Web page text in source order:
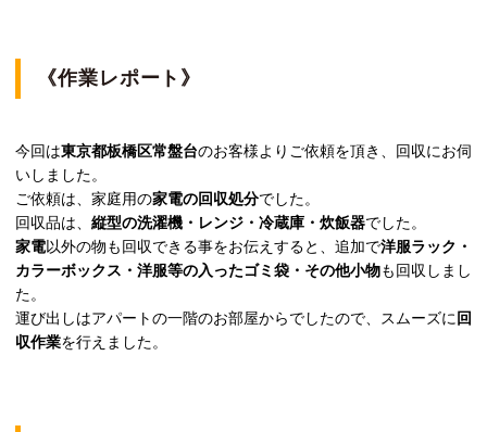
《作業レポート》
今回は東京都板橋区常盤台のお客様よりご依頼を頂き、回収にお伺
いしました。
ご依頼は、家庭用の家電の回収処分でした。
回収品は、 縦型の洗濯機・レンジ・冷蔵庫・炊飯器でした。
家電以外の物も回収できる事をお伝えすると、追加で洋服ラック・
カラーボックス・洋服等の入ったゴミ袋・その他小物も回収しまし
た。
運び出しはアパートの一階のお部屋からでしたので、スムーズに 回
収作業を行えました。